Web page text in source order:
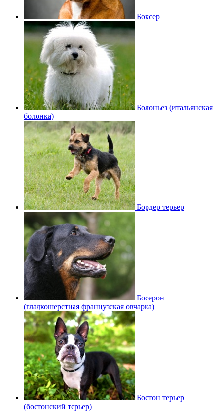
Боксер
Болоньез (итальянская
болонка)
Бордер терьер
Босерон
(гладкошерстная французская овчарка)
Бостон терьер
(бостонский терьер)